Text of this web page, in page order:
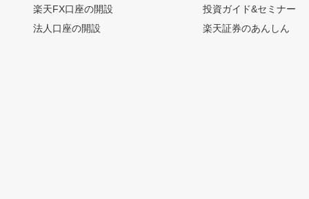
楽天FX口座の開設
法人口座の開設
投資ガイド&セミナー
楽天証券のあんしん